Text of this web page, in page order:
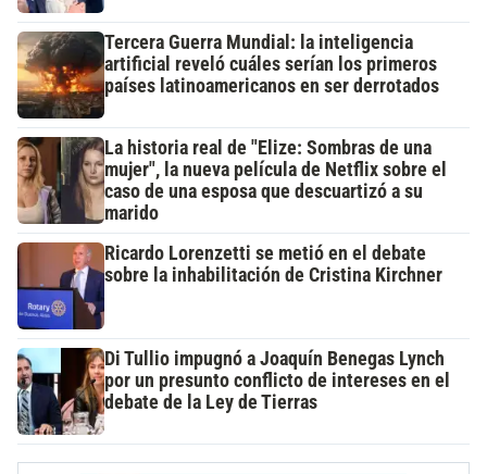
Tercera Guerra Mundial: la inteligencia
artificial reveló cuáles serían los primeros
países latinoamericanos en ser derrotados
La historia real de "Elize: Sombras de una
mujer", la nueva película de Netflix sobre el
caso de una esposa que descuartizó a su
marido
Ricardo Lorenzetti se metió en el debate
sobre la inhabilitación de Cristina Kirchner
Di Tullio impugnó a Joaquín Benegas Lynch
por un presunto conflicto de intereses en el
debate de la Ley de Tierras